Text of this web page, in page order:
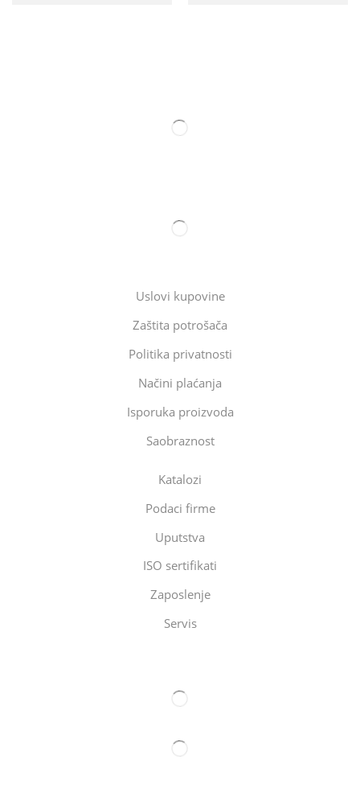
Uslovi kupovine
Zaštita potrošača
Politika privatnosti
Načini plaćanja
Isporuka proizvoda
Saobraznost
Katalozi
Podaci firme
Uputstva
ISO sertifikati
Zaposlenje
Servis